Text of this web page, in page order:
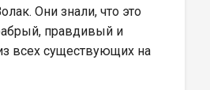
Они знали, что это
правдивый и
всех существующих на